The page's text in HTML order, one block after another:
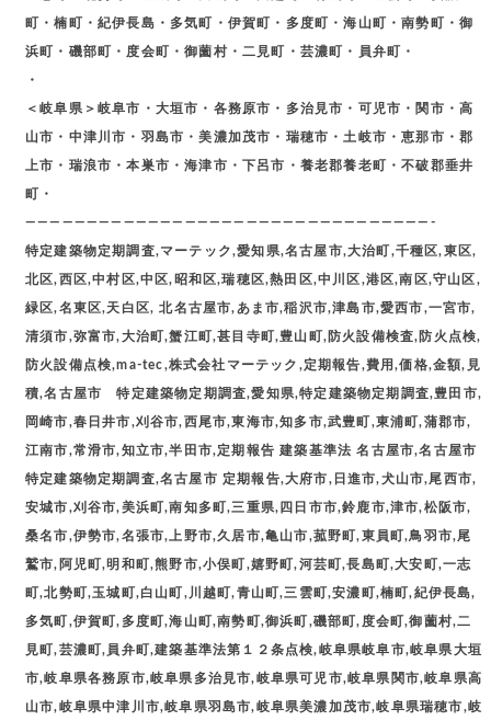
町・楠町・紀伊長島・多気町・伊賀町・多度町・海山町・南勢町・御
浜町・磯部町・度会町・御薗村・二見町・芸濃町・員弁町・
・
＜岐阜県＞岐阜市・大垣市・各務原市・多治見市・可児市・関市・高
山市・中津川市・羽島市・美濃加茂市・瑞穂市・土岐市・恵那市・郡
上市・瑞浪市・本巣市・海津市・下呂市・養老郡養老町・不破郡垂井
町・
—————————————————————————————————-
特定建築物定期調査,マーテック,愛知県,名古屋市,大治町,千種区,東区,
北区,西区,中村区,中区,昭和区,瑞穂区,熱田区,中川区,港区,南区,守山区,
緑区,名東区,天白区, 北名古屋市,あま市,稲沢市,津島市,愛西市,一宮市,
清須市,弥富市,大治町,蟹江町,甚目寺町,豊山町,防火設備検査,防火点検,
防火設備点検,ma-tec,株式会社マーテック,定期報告,費用,価格,金額,見
積,名古屋市 特定建築物定期調査,愛知県,特定建築物定期調査,豊田市,
岡崎市,春日井市,刈谷市,西尾市,東海市,知多市,武豊町,東浦町,蒲郡市,
江南市,常滑市,知立市,半田市,定期報告 建築基準法 名古屋市,名古屋市
特定建築物定期調査,名古屋市 定期報告,大府市,日進市,犬山市,尾西市,
安城市,刈谷市,美浜町,南知多町,三重県,四日市市,鈴鹿市,津市,松阪市,
桑名市,伊勢市,名張市,上野市,久居市,亀山市,菰野町,東員町,鳥羽市,尾
鷲市,阿児町,明和町,熊野市,小俣町,嬉野町,河芸町,長島町,大安町,一志
町,北勢町,玉城町,白山町,川越町,青山町,三雲町,安濃町,楠町,紀伊長島,
多気町,伊賀町,多度町,海山町,南勢町,御浜町,磯部町,度会町,御薗村,二
見町,芸濃町,員弁町,建築基準法第１２条点検,岐阜県岐阜市,岐阜県大垣
市,岐阜県各務原市,岐阜県多治見市,岐阜県可児市,岐阜県関市,岐阜県高
山市,岐阜県中津川市,岐阜県羽島市,岐阜県美濃加茂市,岐阜県瑞穂市,岐